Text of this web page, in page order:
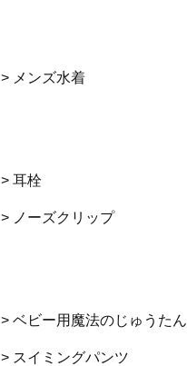
> メンズ水着
> 耳栓
> ノーズクリップ
> ベビー用魔法のじゅうたん
> スイミングパンツ